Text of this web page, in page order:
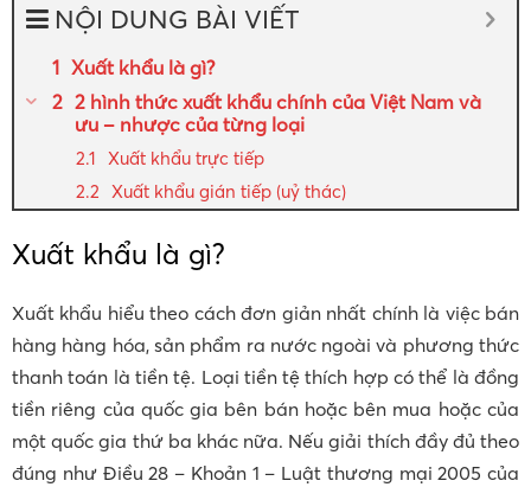
NỘI DUNG BÀI VIẾT
Xuất khẩu là gì?
2 hình thức xuất khẩu chính của Việt Nam và
ưu – nhược của từng loại
Xuất khẩu trực tiếp
Xuất khẩu gián tiếp (uỷ thác)
Xuất khẩu là gì?
Xuất khẩu hiểu theo cách đơn giản nhất chính là việc bán
hàng hàng hóa, sản phẩm ra nước ngoài và phương thức
thanh toán là tiền tệ. Loại tiền tệ thích hợp có thể là đồng
tiền riêng của quốc gia bên bán hoặc bên mua hoặc của
một quốc gia thứ ba khác nữa. Nếu giải thích đầy đủ theo
đúng như Điều 28 – Khoản 1 – Luật thương mại 2005 của